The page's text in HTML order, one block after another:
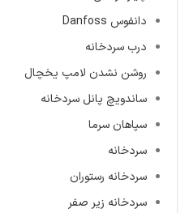
دانفوس Danfoss
درب سردخانه
روشن نشدن لامپ یخچال
ساندویچ پانل سردخانه
سپاهان سرما
سردخانه
سردخانه رستوران
سردخانه زیر صفر